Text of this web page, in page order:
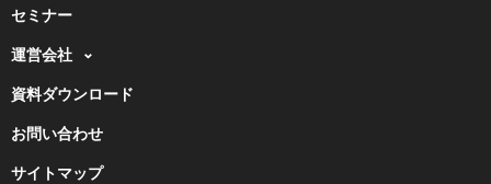
セミナー
運営会社
資料ダウンロード
お問い合わせ
サイトマップ